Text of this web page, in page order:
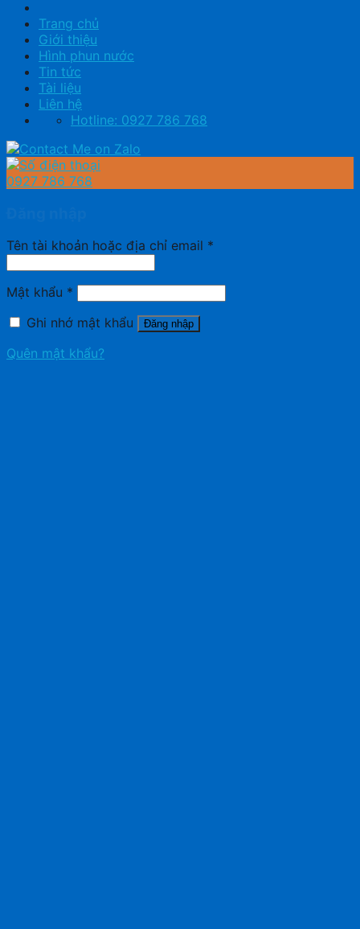
Trang chủ
Giới thiệu
Hình phun nước
Tin tức
Tài liệu
Liên hệ
Hotline: 0927 786 768
0927 786 768
Tên tài khoản hoặc địa chỉ email *
Mật khẩu *
Ghi nhớ mật khẩu
Đăng nhập
Quên mật khẩu?